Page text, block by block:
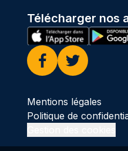
Télécharger nos
Facebook
Twitter
Mentions légales
Politique de